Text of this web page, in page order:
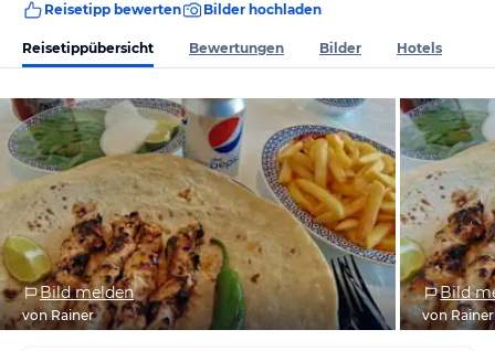
Reisetipp bewerten Bilder hochladen
Reisetippübersicht Bewertungen Bilder Hotels
Bild melden
von Rainer
Bild
von Rainer